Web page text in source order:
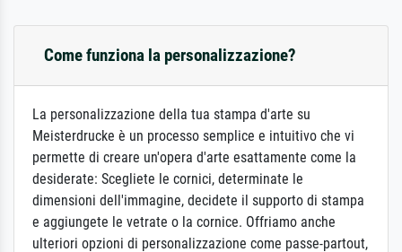
Come funziona la personalizzazione?
La personalizzazione della tua stampa d'arte su
Meisterdrucke è un processo semplice e intuitivo che vi
permette di creare un'opera d'arte esattamente come la
desiderate: Scegliete le cornici, determinate le
dimensioni dell'immagine, decidete il supporto di stampa
e aggiungete le vetrate o la cornice. Offriamo anche
ulteriori opzioni di personalizzazione come passe-partout,